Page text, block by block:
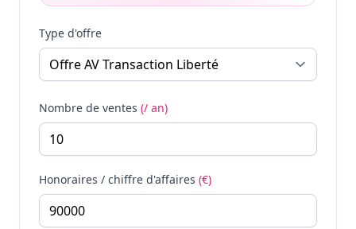
Type d'offre
Nombre de ventes (/ an)
Honoraires / chiffre d'affaires (€)